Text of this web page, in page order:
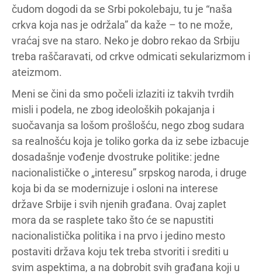
čudom dogodi da se Srbi pokolebaju, tu je “naša
crkva koja nas je održala” da kaže – to ne može,
vraćaj sve na staro. Neko je dobro rekao da Srbiju
treba raščaravati, od crkve odmicati sekularizmom i
ateizmom.
Meni se čini da smo počeli izlaziti iz takvih tvrdih
misli i podela, ne zbog ideoloških pokajanja i
suočavanja sa lošom prošlošću, nego zbog sudara
sa realnošću koja je toliko gorka da iz sebe izbacuje
dosadašnje vođenje dvostruke politike: jedne
nacionalističke o „interesu” srpskog naroda, i druge
koja bi da se modernizuje i osloni na interese
države Srbije i svih njenih građana. Ovaj zaplet
mora da se rasplete tako što će se napustiti
nacionalistička politika i na prvo i jedino mesto
postaviti država koju tek treba stvoriti i srediti u
svim aspektima, a na dobrobit svih građana koji u